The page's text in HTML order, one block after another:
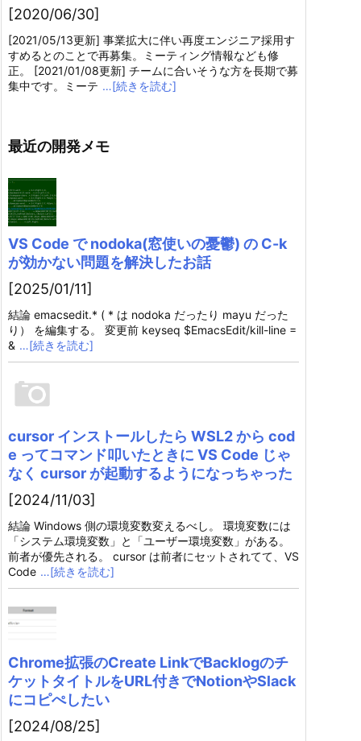
[2020/06/30]
[2021/05/13更新] 事業拡大に伴い再度エンジニア採用す
すめるとのことで再募集。ミーティング情報なども修
正。 [2021/01/08更新] チームに合いそうな方を長期で募
集中です。ミーテ …[続きを読む]
最近の開発メモ
VS Code で nodoka(窓使いの憂鬱) の C-k
が効かない問題を解決したお話
[2025/01/11]
結論 emacsedit.* ( * は nodoka だったり mayu だった
り） を編集する。 変更前 keyseq $EmacsEdit/kill-line =
& …[続きを読む]
cursor インストールしたら WSL2 から cod
e ってコマンド叩いたときに VS Code じゃ
なく cursor が起動するようになっちゃった
[2024/11/03]
結論 Windows 側の環境変数変えるべし。 環境変数には
「システム環境変数」と「ユーザー環境変数」がある。
前者が優先される。 cursor は前者にセットされてて、VS
Code …[続きを読む]
Chrome拡張のCreate LinkでBacklogのチ
ケットタイトルをURL付きでNotionやSlack
にコピぺしたい
[2024/08/25]